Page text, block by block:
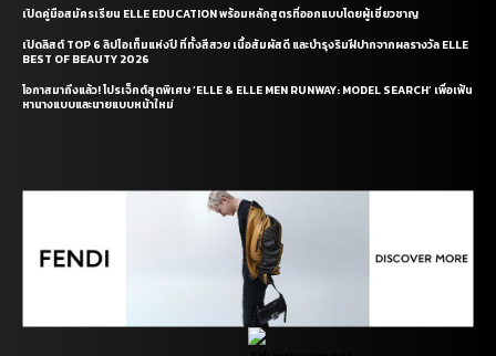
เปิดคู่มือสมัครเรียน ELLE EDUCATION พร้อมหลักสูตรที่ออกแบบโดยผู้เชี่ยวชาญ
เปิดลิสต์ TOP 6 ลิปไอเท็มแห่งปี ที่ทั้งสีสวย เนื้อสัมผัสดี และบำรุงริมฝีปากจากผลรางวัล ELLE
BEST OF BEAUTY 2026
โอกาสมาถึงแล้ว! โปรเจ็กต์สุดพิเศษ ‘ELLE & ELLE MEN RUNWAY: MODEL SEARCH’ เพื่อเฟ้น
หานางแบบและนายแบบหน้าใหม่